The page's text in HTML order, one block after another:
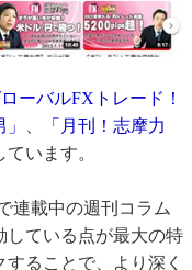
ーバルFXトレード！
、
「月刊！志摩力
います。
連載中の週刊コラム
している点が最大の特
ることで、 より深く